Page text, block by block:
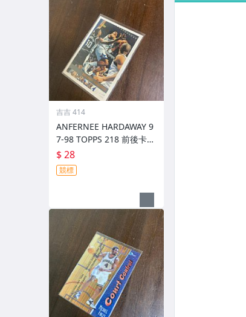
吉吉 414
ANFERNEE HARDAWAY 9
7-98 TOPPS 218 前後卡況
如圖
$ 28
競標